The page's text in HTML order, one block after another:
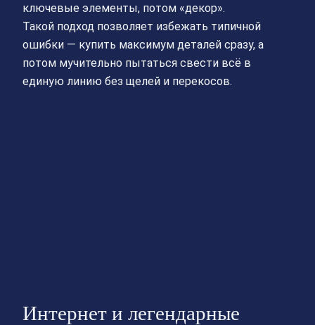
ключевые элементы, потом «декор».
Такой подход позволяет избежать типичной
ошибки — купить максимум деталей сразу, а
потом мучительно пытаться свести всё в
единую линию без щелей и перекосов.
Интернет и легендарные